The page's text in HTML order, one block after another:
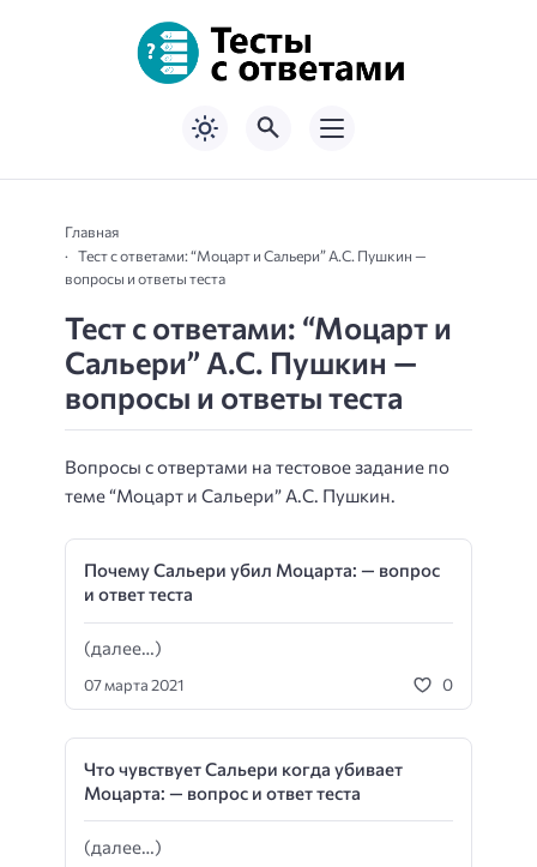
Главная
Тест с ответами: “Моцарт и Сальери” А.С. Пушкин —
вопросы и ответы теста
Тест с ответами: “Моцарт и
Сальери” А.С. Пушкин —
вопросы и ответы теста
Вопросы с отвертами на тестовое задание по
теме “Моцарт и Сальери” А.С. Пушкин.
Почему Сальери убил Моцарта: — вопрос
и ответ теста
(далее…)
07 марта 2021 0
Что чувствует Сальери когда убивает
Моцарта: — вопрос и ответ теста
(далее…)